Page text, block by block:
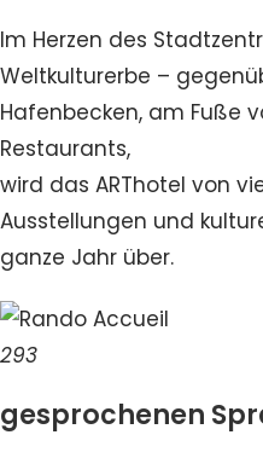
Im Herzen des
Weltkulturerbe –
Hafenbecken, am Fuße
Restaurants,
wird das ARThotel von
Ausstellungen und
ganze Jahr über.
293
gesprochenen